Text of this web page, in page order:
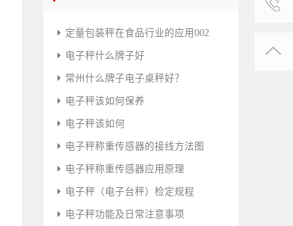
定量包装秤在食品行业的应用002
电子秤什么牌子好
常州什么牌子电子桌秤好？
电子秤该如何保养
电子秤该如何
电子秤称重传感器的接线方法图
电子秤称重传感器应用原理
电子秤（电子台秤）检定规程
电子秤功能及日常注意事项